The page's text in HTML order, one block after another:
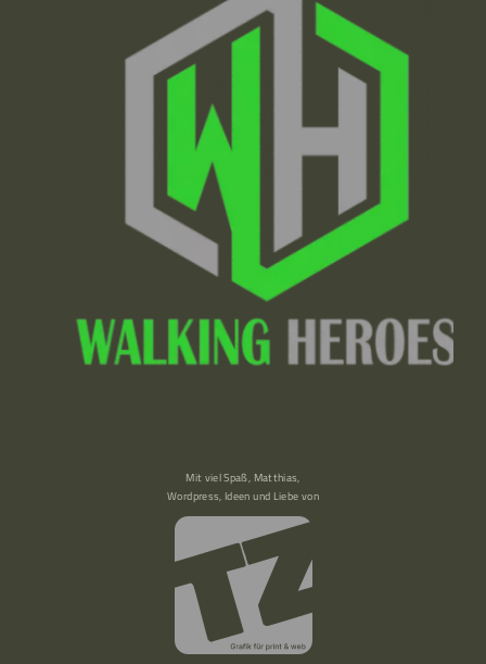
Mit viel Spaß, Matthias,
Wordpress, Ideen und Liebe von